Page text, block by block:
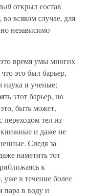
открыл состав
всяком случае, для
независимо
время умы многих
это был барьер,
наука и ученые;
этот барьер, но
быть может,
переходом тел из
книжные и даже не
Следя за
наметить тот
к
в течение более
пара в воду и